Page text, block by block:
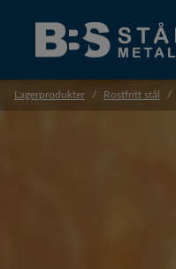
Lagerprodukter Rostfritt stål